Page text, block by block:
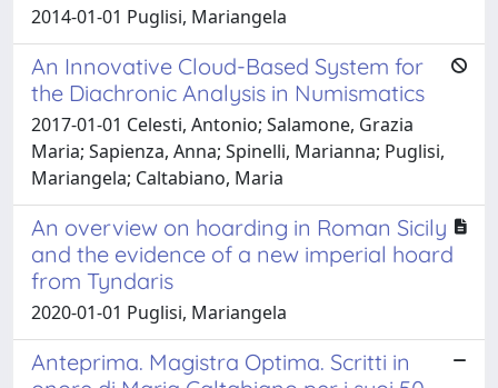
2014-01-01 Puglisi, Mariangela
An Innovative Cloud-Based System for
the Diachronic Analysis in Numismatics
2017-01-01 Celesti, Antonio; Salamone, Grazia
Maria; Sapienza, Anna; Spinelli, Marianna; Puglisi,
Mariangela; Caltabiano, Maria
An overview on hoarding in Roman Sicily
and the evidence of a new imperial hoard
from Tyndaris
2020-01-01 Puglisi, Mariangela
Anteprima. Magistra Optima. Scritti in